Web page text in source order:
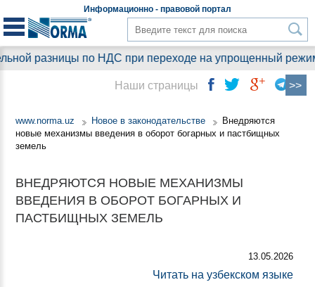
Информационно - правовой портал
разницы по НДС при переходе на упрощенный режим
www.norma.uz Новое в законодательстве
Внедряются
новые механизмы введения в оборот богарных и пастбищных
земель
ВНЕДРЯЮТСЯ НОВЫЕ МЕХАНИЗМЫ
ВВЕДЕНИЯ В ОБОРОТ БОГАРНЫХ И
ПАСТБИЩНЫХ ЗЕМЕЛЬ
13.05.2026
Читать на узбекском языке
Наши страницы